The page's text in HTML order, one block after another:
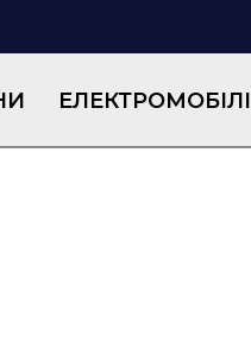
ЕЛЕКТРОМОБІЛІ